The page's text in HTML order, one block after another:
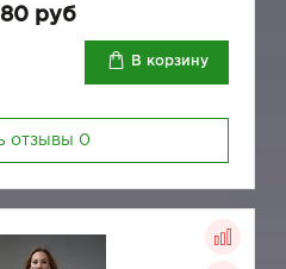
руб
В корзину
отзывы 0